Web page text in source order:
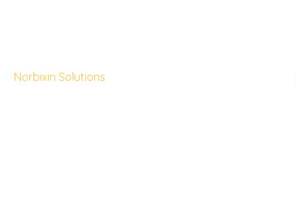
Norbixin Solutions